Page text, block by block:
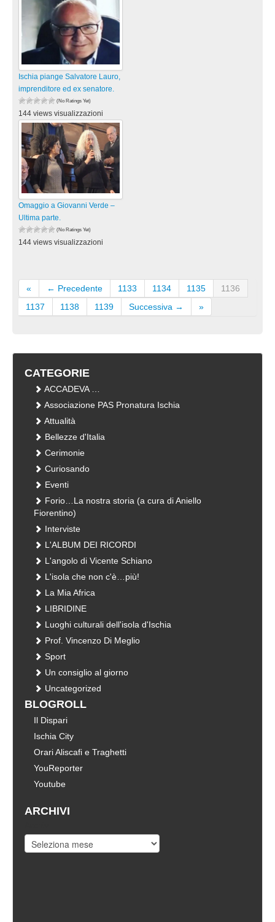
Ischia piange Salvatore Lauro,
imprenditore ed ex senatore.
(No Ratings Yet)
144 views visualizzazioni
Omaggio a Giovanni Verde –
Ultima parte.
(No Ratings Yet)
144 views visualizzazioni
« ← Precedente 1133 1134 1135
1136
1137
1138 1139 Successiva → »
CATEGORIE
ACCADEVA …
Associazione PAS Pronatura Ischia
Attualità
Bellezze d'Italia
Cerimonie
Curiosando
Eventi
Forio…La nostra storia (a cura di Aniello
Fiorentino)
Interviste
L'ALBUM DEI RICORDI
L'angolo di Vicente Schiano
L'isola che non c'è…più!
La Mia Africa
LIBRIDINE
Luoghi culturali dell'isola d'Ischia
Prof. Vincenzo Di Meglio
Sport
Un consiglio al giorno
Uncategorized
BLOGROLL
Il Dispari
Ischia City
Orari Aliscafi e Traghetti
YouReporter
Youtube
ARCHIVI